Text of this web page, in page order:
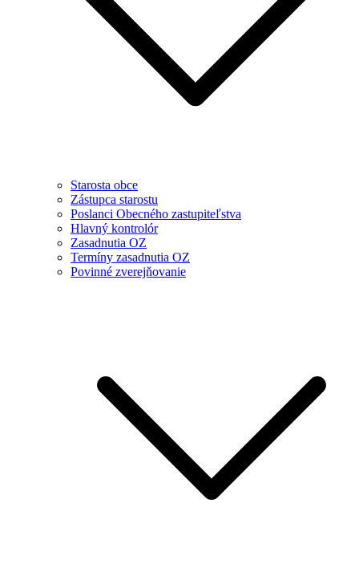
Starosta obce
Zástupca starostu
Poslanci Obecného zastupiteľstva
Hlavný kontrolór
Zasadnutia OZ
Termíny zasadnutia OZ
Povinné zverejňovanie